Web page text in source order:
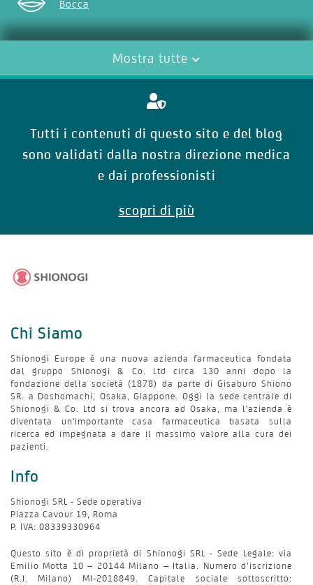
Bocca
Gambe
Prurito intimo
Secchezza
Seno
Mostra tutte
Tutti i contenuti di questo sito e del blog
sono validati dalla nostra direzione medica
e dai professionisti
scopri di più
Chi Siamo
Shionogi Europe è una nuova azienda farmaceutica fondata
dal gruppo Shionogi & Co. Ltd circa 130 anni dopo la
fondazione della società (1878) da parte di Gisaburo Shiono
SR. a Doshomachi, Osaka, Giappone. Oggi la sede centrale di
Shionogi & Co. Ltd si trova ancora ad Osaka, ma l'azienda è
diventata un'importante casa farmaceutica basata sulla
ricerca ed impegnata a dare il massimo valore alla cura dei
pazienti.
Info
Shionogi SRL - Sede operativa
Piazza Cavour 19, Roma
P. IVA: 08339330964
Questo sito è di proprietà di Shionogi SRL - Sede Legale: via
Emilio Motta 10 – 20144 Milano – Italia. Numero d’iscrizione
(R.I. Milano) MI-2018849. Capitale sociale sottoscritto: